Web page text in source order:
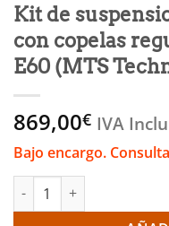
Kit de
con copelas
E60 (MTS
869,00€ IVA
Bajo encargo.
Kit de suspensiones